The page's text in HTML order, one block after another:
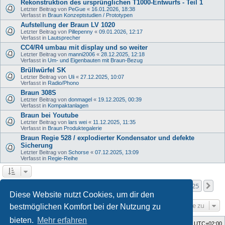
Diese Website nutzt Cookies, um dir den
bestmöglichen Komfort bei der Nutzung zu
bieten. Mehr erfahren
Rekonstruktion des ursprünglichen T1000-Entwurfs - Teil 1
Letzter Beitrag von PeGue « 16.01.2026, 18:38
Verfasst in Braun Konzeptstudien / Prototypen
Aufstellung der Braun LV 1020
Letzter Beitrag von Pillepenny « 09.01.2026, 12:17
Verfasst in Lautsprecher
CC4/R4 umbau mit display und so weiter
Letzter Beitrag von manni2006 « 28.12.2025, 12:18
Verfasst in Um- und Eigenbauten mit Braun-Bezug
Brüllwürfel SK
Letzter Beitrag von Uli « 27.12.2025, 10:07
Verfasst in Radio/Phono
Braun 308S
Letzter Beitrag von donmagel « 19.12.2025, 00:39
Verfasst in Kompaktanlagen
Braun bei Youtube
Letzter Beitrag von lars wei « 11.12.2025, 11:35
Verfasst in Braun Produktegalerie
Braun Regie 528 / explodierter Kondensator und defekte
Sicherung
Letzter Beitrag von Schorse « 07.12.2025, 13:09
Verfasst in Regie-Reihe
25
Gehe zu
Foren-Übersicht UTC+02:00